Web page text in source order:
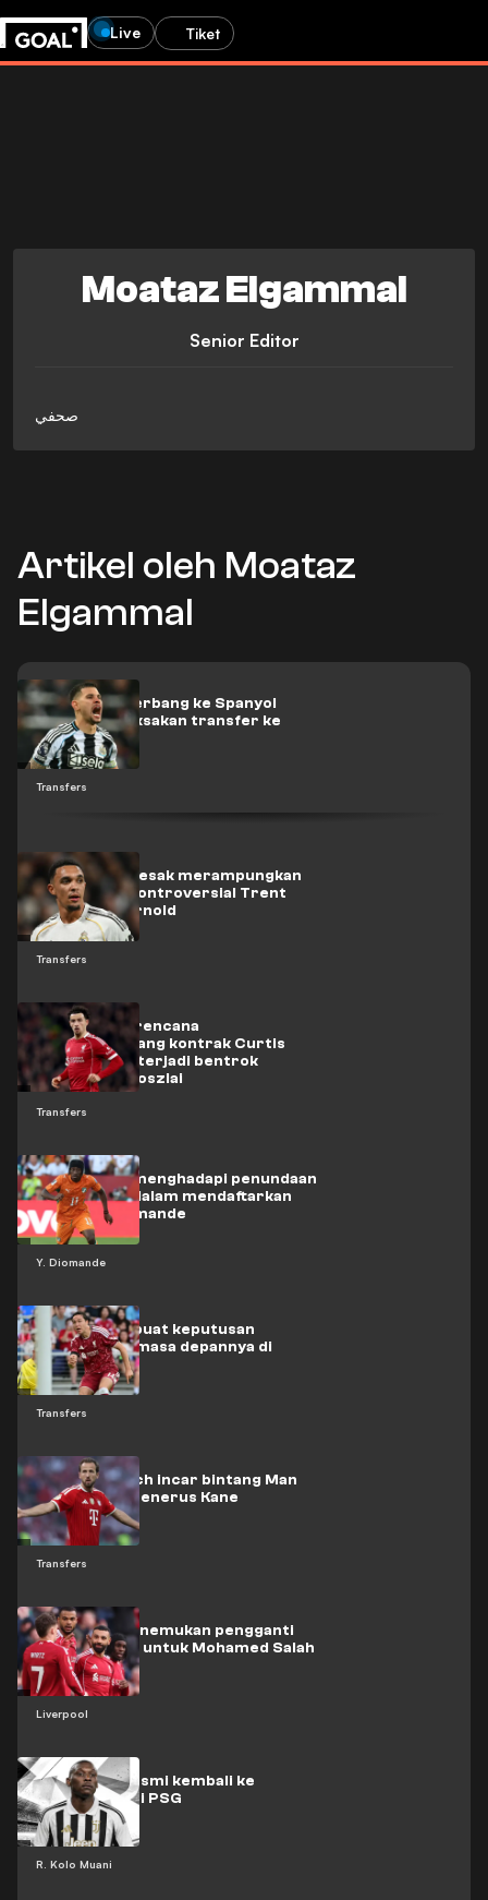
Live Tiket
Moataz Elgammal
Senior Editor
صحفي
Artikel oleh Moataz
Elgammal
Transfers
Guimaraes terbang ke Spanyol
untuk memaksakan transfer ke
Arsenal
Transfers
Liverpool didesak merampungkan
kepulangan kontroversial Trent
Alexander-Arnold
Transfers
Liverpool berencana
memperpanjang kontrak Curtis
Jones meski terjadi bentrok
dengan Szoboszlai
Y. Diomande
Real Madrid menghadapi penundaan
tak terduga dalam mendaftarkan
transfer Diomande
Transfers
Chiesa membuat keputusan
penting soal masa depannya di
Liverpool
Transfers
Bayern Munich incar bintang Man
Utd sebagai penerus Kane
Liverpool
Liverpool menemukan pengganti
mengejutkan untuk Mohamed Salah
R. Kolo Muani
Kolo Muani resmi kembali ke
Juventus dari PSG